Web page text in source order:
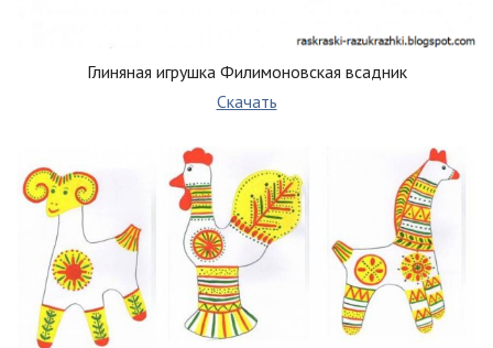
Глиняная игрушка Филимоновская всадник
Скачать